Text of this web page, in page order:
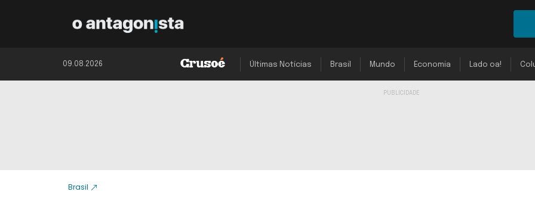
09.08.2026 Últimas Notícias Brasil Mundo Economia Lado oa!
Brasil